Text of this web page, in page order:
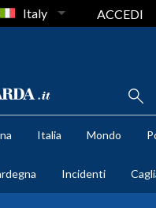
Italy ACCEDI
Italia Mondo
Incidenti